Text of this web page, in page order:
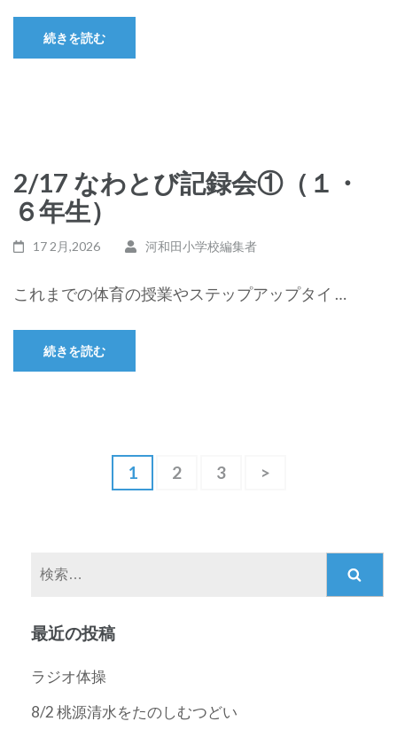
続きを読む
2/17 なわとび記録会①（１・
６年生）
17 2月,2026 河和田小学校編集者
これまでの体育の授業やステップアップタイ …
続きを読む
ョ
ン
固
定
1
固
2
固
3 >
最近の投稿
ラジオ体操
8/2 桃源清水をたのしむつどい